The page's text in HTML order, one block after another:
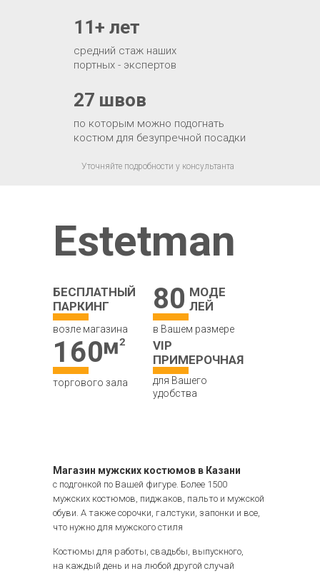
по которым можно подогнать
костюм для безупречной посадки
27 швов
средний стаж наших
портных - экспертов
11+ лет
Уточняйте подробности у консультанта
с подгонкой по Вашей фигуре. Более 1500
мужских костюмов, пиджаков, пальто и мужской
обуви. А также сорочки, галстуки, запонки и все,
что нужно для мужского стиля
Костюмы для работы, свадьбы, выпускного,
на каждый день и на любой другой случай
Estetman
БЕСПЛАТНЫЙ
ПАРКИНГ
возле магазина
80 МОДЕ
ЛЕЙ
в Вашем размере
160
торгового зала
VIP
ПРИМЕРОЧНАЯ
для Вашего
удобства
Магазин мужских костюмов в Казани